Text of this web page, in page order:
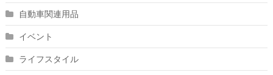
自動車関連用品
イベント
ライフスタイル